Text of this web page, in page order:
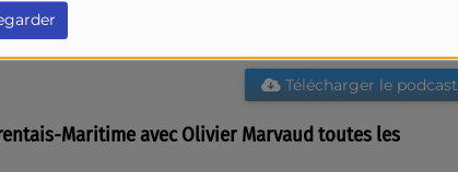
Télécharger le podcast
Maritime avec Olivier Marvaud toutes les